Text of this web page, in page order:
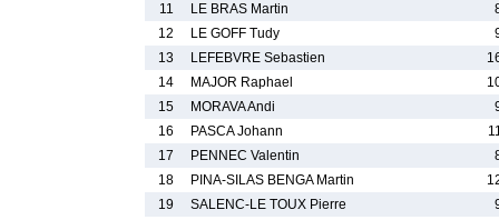
11
LE BRAS Martin
12
LE GOFF Tudy
13
LEFEBVRE Sebastien
14
MAJOR Raphael
15
MORAVA Andi
16
PASCA Johann
17
PENNEC Valentin
18
PINA-SILAS BENGA Martin
19
SALENC-LE TOUX Pierre